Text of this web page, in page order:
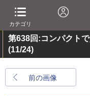
カテゴリ
第638回:コンパクト
(11/24)
前の画像